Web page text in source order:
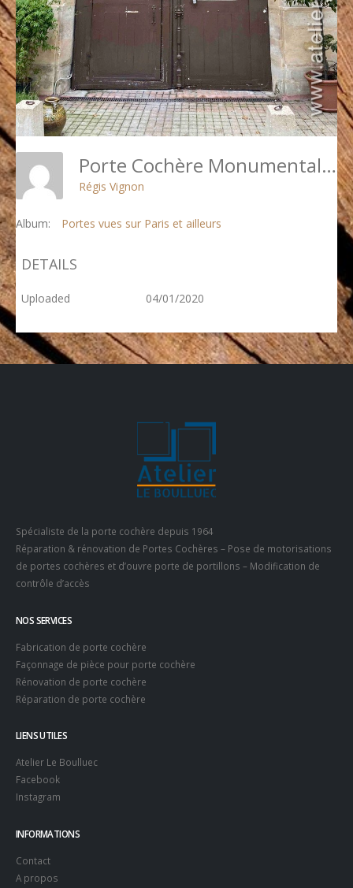
Porte Cochère Monumentale 15 RUE BARBETTE - PARIS 3 - Face Int
Régis Vignon
Album: Portes vues sur Paris et ailleurs
DETAILS
Uploaded 04/01/2020
Spécialiste de la porte cochère depuis 1964
Réparation & rénovation de Portes Cochères – Pose de motorisations
de portes cochères et d’ouvre porte de portillons – Modification de
contrôle d’accès
NOS SERVICES
Fabrication de porte cochère
Façonnage de pièce pour porte cochère
Rénovation de porte cochère
Réparation de porte cochère
LIENS UTILES
Atelier Le Boulluec
Facebook
Instagram
INFORMATIONS
Contact
A propos